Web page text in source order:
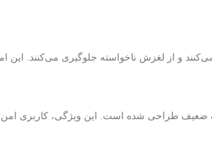
و از لغزش ناخواسته جلوگیری می‌کنند.
طراحی شده است. این ویژگی، کاربری